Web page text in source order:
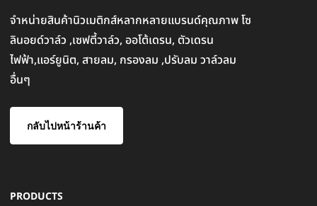
จำหน่ายสินค้านิวเมติกส์หลากหลายแบรนด์คุณภาพ โซ
ลินอยด์วาล์ว ,เซฟตี้วาล์ว, ออโต้เดรน, ตัวเดรน
ไฟฟ้า,แอร์ยูนิต, สายลม, กรองลม ,ปรับลม วาล์วลม
อื่นๆ
กลับไปหน้าร้านค้า
PRODUCTS